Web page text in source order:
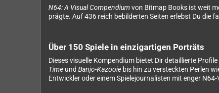
N64: A Visual Compendium von Bitmap Books ist weit
prägte. Auf 436 reich bebilderten Seiten erlebst Du die
Über 150 Spiele in einzigartigen Porträts
Dieses visuelle Kompendium bietet Dir detaillierte
Time und Banjo-Kazooie bis hin zu versteckten Perlen
Entwickler oder einem Spielejournalisten mit enger